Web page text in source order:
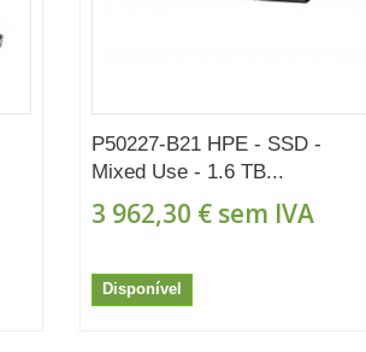
P50227-B21 HPE - SSD -
Mixed Use - 1.6 TB...
3 962,30 €sem IVA
Disponível